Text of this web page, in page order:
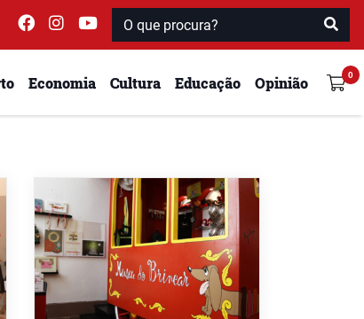
Economia Cultura Educação Opinião